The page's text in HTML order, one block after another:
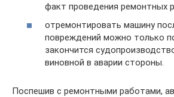
факт проведения ремонтных
отремонтировать машину
повреждений можно только
закончится
виновной в аварии стороны.
Поспешив с ремонтными работами,